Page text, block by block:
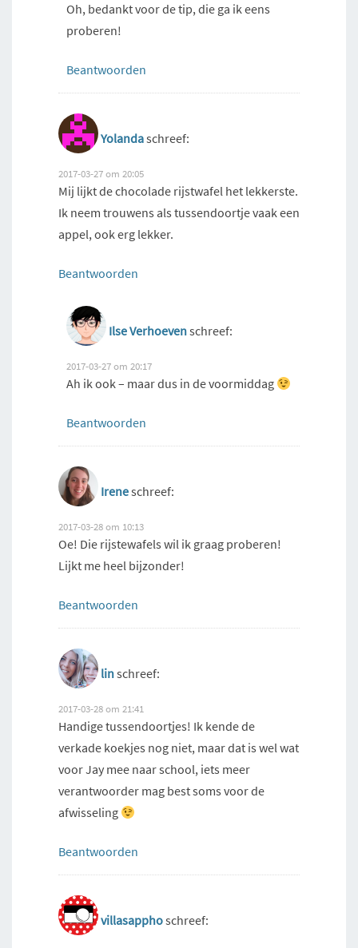
Oh, bedankt voor de tip, die ga ik eens
proberen!
Beantwoorden
Yolandaschreef:
2017-03-27 om 20:05
Mij lijkt de chocolade rijstwafel het lekkerste.
Ik neem trouwens als tussendoortje vaak een
appel, ook erg lekker.
Beantwoorden
Ilse Verhoevenschreef:
2017-03-27 om 20:17
Ah ik ook – maar dus in de voormiddag
Beantwoorden
Ireneschreef:
2017-03-28 om 10:13
Oe! Die rijstewafels wil ik graag proberen!
Lijkt me heel bijzonder!
Beantwoorden
linschreef:
2017-03-28 om 21:41
Handige tussendoortjes! Ik kende de
verkade koekjes nog niet, maar dat is wel wat
voor Jay mee naar school, iets meer
verantwoorder mag best soms voor de
afwisseling
Beantwoorden
villasapphoschreef: